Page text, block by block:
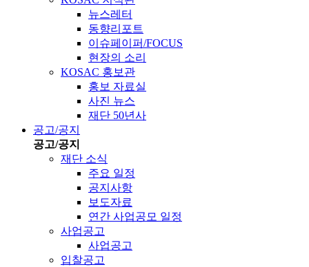
뉴스레터
동향리포트
이슈페이퍼/FOCUS
현장의 소리
KOSAC 홍보관
홍보 자료실
사진 뉴스
재단 50년사
공고/공지
공고/공지
재단 소식
주요 일정
공지사항
보도자료
연간 사업공모 일정
사업공고
사업공고
입찰공고